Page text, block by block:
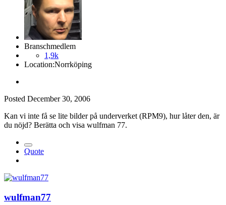
Branschmedlem
1,9k
Location:Norrköping
Posted December 30, 2006
Kan vi inte få se lite bilder på underverket (RPM9), hur låter den, är
du nöjd? Berätta och visa wulfman 77.
Quote
wulfman77